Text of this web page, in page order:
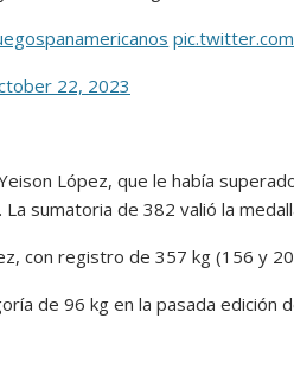
22, 2023
López, que le había
sumatoria de 382 valió la
con registro de 357 kg (156 y
de 96 kg en la pasada edición